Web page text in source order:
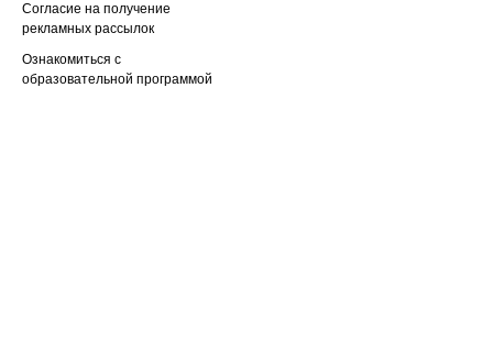
Согласие на получение
рекламных рассылок
Ознакомиться с
образовательной программой